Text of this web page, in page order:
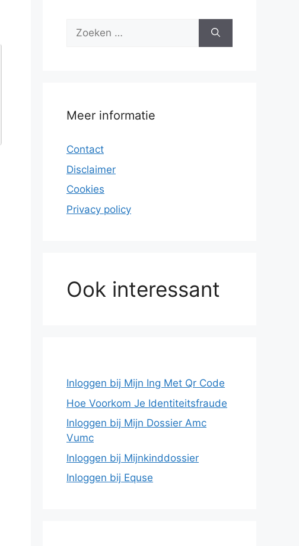
Zoek
Meer informatie
Contact
Disclaimer
Cookies
Privacy policy
Ook interessant
Inloggen bij Mijn Ing Met Qr Code
Hoe Voorkom Je Identiteitsfraude
Inloggen bij Mijn Dossier Amc
Vumc
Inloggen bij Mijnkinddossier
Inloggen bij Equse